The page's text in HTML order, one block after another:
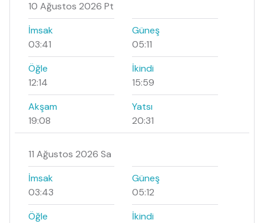
10 Ağustos 2026 Pt
İmsak
03:41
Güneş
05:11
Öğle
12:14
İkindi
15:59
Akşam
19:08
Yatsı
20:31
11 Ağustos 2026 Sa
İmsak
03:43
Güneş
05:12
Öğle
İkindi